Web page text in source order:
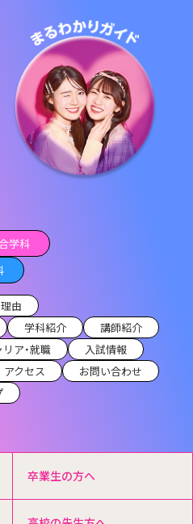
学科
由
学科紹介
講師紹介
ア・就職
入試情報
アクセス
お問い合わせ
卒業生の方へ